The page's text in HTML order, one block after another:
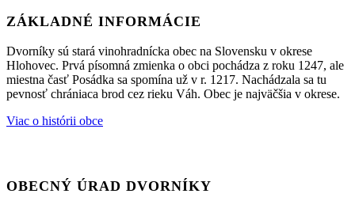
ZÁKLADNÉ INFORMÁCIE
Dvorníky sú stará vinohradnícka obec na Slovensku v okrese
Hlohovec. Prvá písomná zmienka o obci pochádza z roku 1247, ale
miestna časť Posádka sa spomína už v r. 1217. Nachádzala sa tu
pevnosť chrániaca brod cez rieku Váh. Obec je najväčšia v okrese.
Viac o histórii obce
OBECNÝ ÚRAD DVORNÍKY